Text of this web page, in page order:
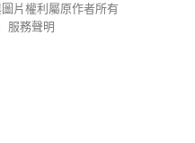
片權利屬原作者所有
服務聲明